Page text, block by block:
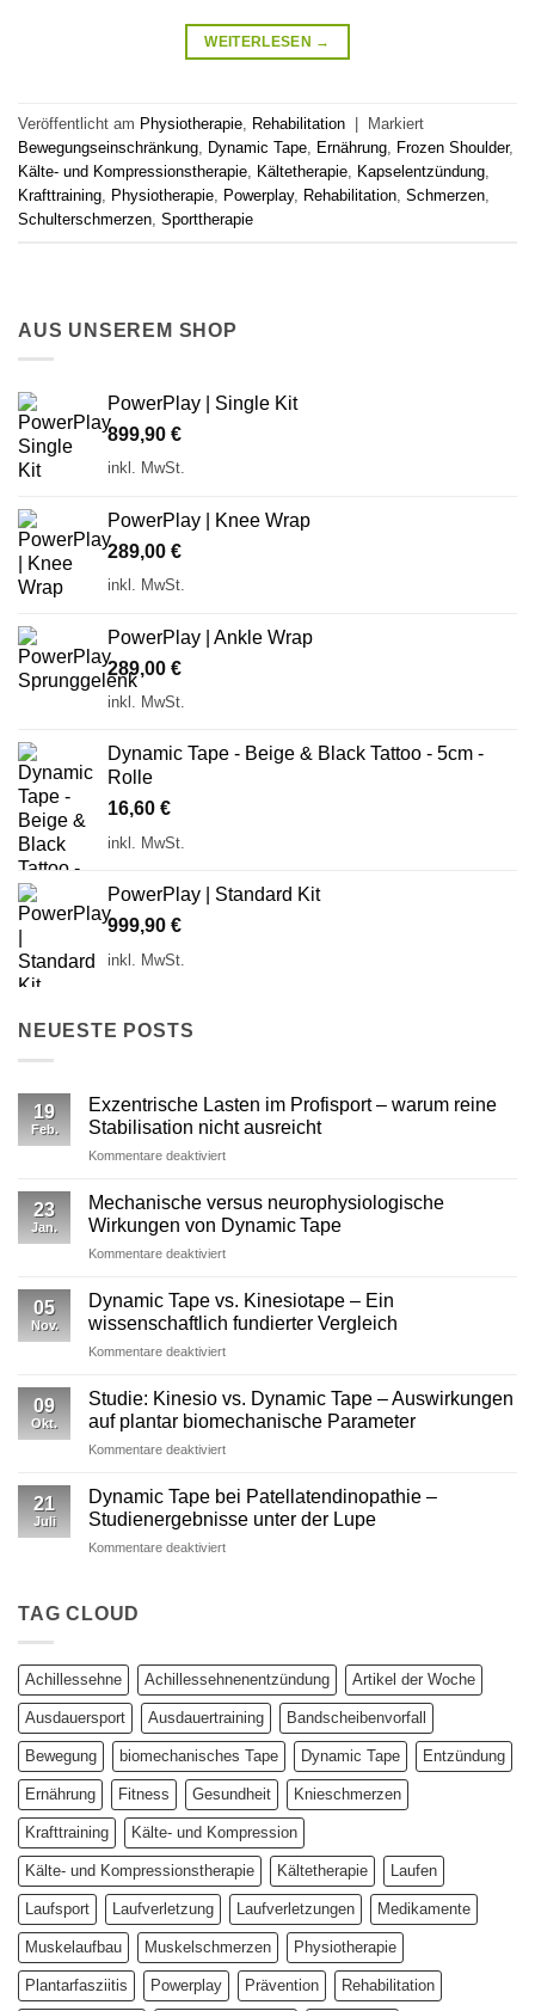
WEITERLESEN →
Veröffentlicht am Physiotherapie Rehabilitation
Markiert
Bewegungseinschränkung
Dynamic Tape Ernährung Frozen Shoulder,
Kälte- und Kompressionstherapie
Kältetherapie Kapselentzündung
Krafttraining
Physiotherapie Powerplay, Rehabilitation Schmerzen
Schulterschmerzen Sporttherapie
AUS UNSEREM SHOP
PowerPlay | Single Kit
899,90 €
inkl. MwSt.
PowerPlay | Knee Wrap
289,00 €
inkl. MwSt.
PowerPlay | Ankle Wrap
289,00 €
inkl. MwSt.
Dynamic Tape - Beige & Black Tattoo - 5cm -
Rolle
16,60 €
inkl. MwSt.
PowerPlay | Standard Kit
999,90 €
inkl. MwSt.
NEUESTE POSTS
19
Feb.
Exzentrische Lasten im Profisport – warum reine
Stabilisation nicht ausreicht
Kommentare deaktiviertfür
im
Profisport
–
reine
Stabilisation
ausreicht
23
Jan.
Mechanische versus neurophysiologische
Wirkungen von Dynamic Tape
Kommentare deaktiviertfür
versus
neurophysiologische
Wirkungen
von
05
Nov.
Dynamic Tape vs. Kinesiotape – Ein
wissenschaftlich fundierter Vergleich
Kommentare deaktiviertfür
Tape
Kinesiotape
–
wissenschaftlich
fundierter
09
Okt.
Studie: Kinesio vs. Dynamic Tape – Auswirkungen
auf plantar biomechanische Parameter
Kommentare deaktiviertfür
Kinesio
Dynamic
Tape
Parameter
21
Juli
Dynamic Tape bei Patellatendinopathie –
Studienergebnisse unter der Lupe
Kommentare deaktiviertfür
Studienergebnisse
unter
der
TAG CLOUD
Achillessehne Achillessehnenentzündung Artikel der Woche
Ausdauersport Ausdauertraining Bandscheibenvorfall
Bewegung biomechanisches Tape Dynamic Tape Entzündung
Ernährung Fitness Gesundheit Knieschmerzen
Krafttraining Kälte- und Kompression
Kälte- und Kompressionstherapie Kältetherapie Laufen
Laufsport Laufverletzung Laufverletzungen Medikamente
Muskelaufbau Muskelschmerzen Physiotherapie
Plantarfasziitis Powerplay Prävention Rehabilitation